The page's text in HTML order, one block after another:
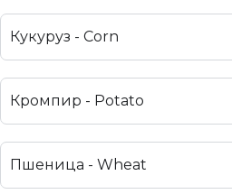
Кукуруз - Corn
Кромпир - Potato
Пшеница - Wheat